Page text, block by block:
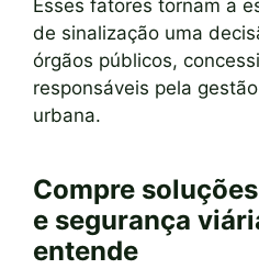
Esses fatores tornam a
de sinalização uma
órgãos públicos,
responsáveis pela
urbana.
Compre
e segurança
entende